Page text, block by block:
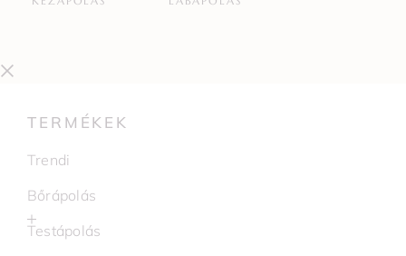
TERMÉKEK
Trendi
Bőrápolás
Testápolás